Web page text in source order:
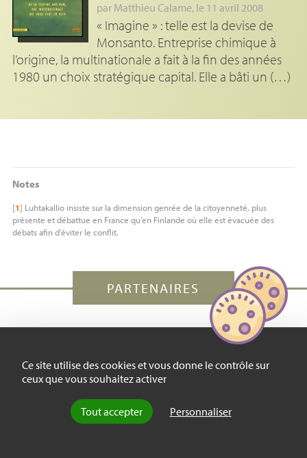
Ce site utilise des cookies et vous donne le contrôle sur
ceux que vous souhaitez activer
Tout accepter Personnaliser
par Matthieu Calame, le 11 avril 2008
« Imagine » : telle est la devise de
Monsanto. Entreprise chimique à
l’origine, la multinationale a fait à la fin des années
1980 un choix stratégique capital. Elle a bâti un (…)
Notes
[1] Luhtakallio insiste sur la dimension genrée de la citoyenneté, plus
présente et débattue en France qu’en Finlande où elle est évacuée des
débats afin d’éviter le conflit.
PARTENAIRES